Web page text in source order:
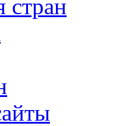
стран